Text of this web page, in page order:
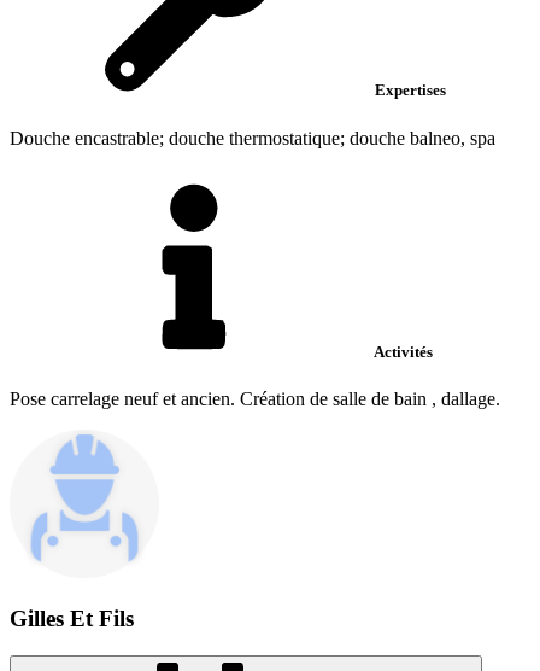
Expertises
Douche encastrable; douche thermostatique; douche balneo, spa
Activités
Pose carrelage neuf et ancien. Création de salle de bain , dallage.
Gilles Et Fils